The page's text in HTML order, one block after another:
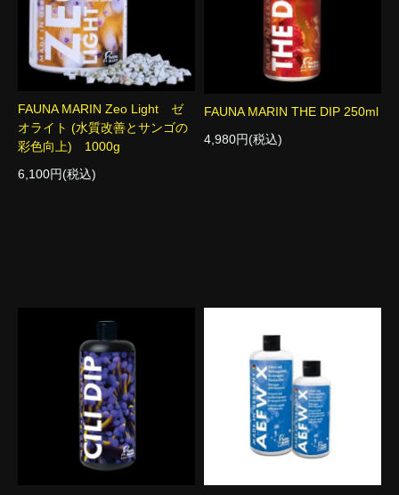
FAUNA MARIN Zeo Light ゼ
オライト (水質改善とサンゴの
彩色向上) 1000g
6,100円(税込)
FAUNA MARIN THE DIP 250ml
4,980円(税込)